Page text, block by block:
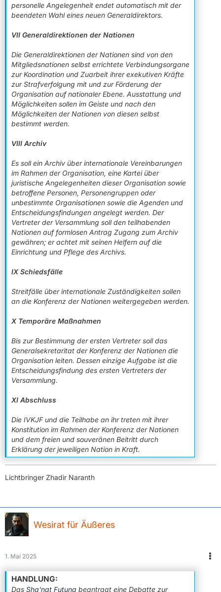
personelle Angelegenheit endet automatisch mit der
beendeten Wahl eines neuen Generaldirektors.
VII Generaldirektionen der Nationen
Die Generaldirektionen der Nationen sind von den
Mitgliedsnationen selbst errichtete Verbindungsorgane
zur Koordination und Zuarbeit ihrer exekutiven Kräfte
zur Strafverfolgung mit und zur Förderung der
Organisation auf nationaler Ebene. Ausstattung und
Möglichkeiten sollen im Geiste und nach den
Möglichkeiten der Nationen von diesen selbst
bestimmt werden.
VIII Archiv
Es soll ein Archiv über internationale Vereinbarungen
im Rahmen der Organisation, eine Kartei über
juristische Angelegenheiten dieser Organisation sowie
betroffene Personen, Personengruppen oder
unbestimmte Organisationen sowie die Agenden und
Entscheidungsfindungen angelegt werden. Der
Vertreter der Versammlung soll den teilhabenden
Nationen auf formlosen Antrag Zugang zum Archiv
gewähren; er achtet mit seinen Helfern auf die
Einrichtung und Pflege des Archivs.
IX Schiedsfälle
Streitfälle über internationale Zuständigkeiten sollen
an die Konferenz der Nationen weitergegeben werden.
X Temporäre Maßnahmen
Bis zur Bestimmung der ersten Vertreter soll das
Generalsekretaritat der Konferenz der Nationen die
Organisation leiten. Dessen einzige Aufgabe ist die
Entscheidungsfindung des ersten Vertreters der
Versammlung.
XI Abschluss
Die IVKJF und die Teilhabe an ihr treten mit ihrer
Konstitution im Rahmen der Konferenz der Nationen
und dem freien und souveränen Beitritt durch
Erklärung der jeweiligen Nation in Kraft.
Lichtbringer Zhadir Naranth
Wesirat für Äußeres
1. Mai 2025
Das Sha'nat Futuna beantragt eine Debatte zur